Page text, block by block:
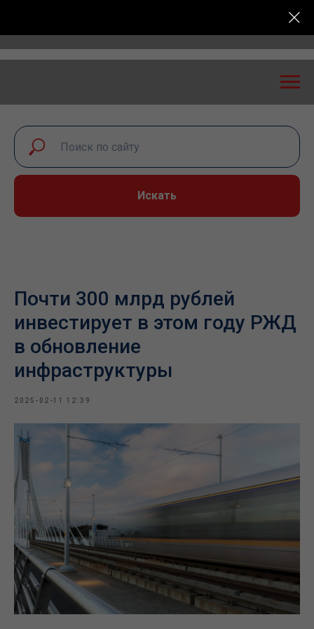
конференция «Транспортная безопасность:
Искать
Почти 300 млрд рублей
инвестирует в этом году РЖД
в обновление
инфраструктуры
2025-02-11 12:39